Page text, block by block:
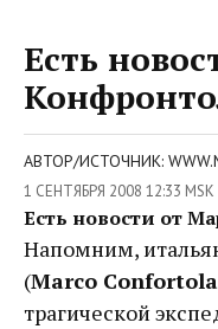
Есть
АВТОР/ИСТОЧНИК:
1 СЕНТЯБРЯ 2008 12:33 MSK
Есть новости от
Напомним,
(Marco Confortola
трагической